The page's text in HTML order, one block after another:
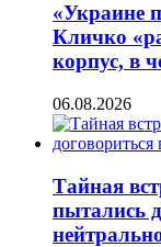
«Украине
Кличко
корпус, в
06.08.2026
Тайная
пытались